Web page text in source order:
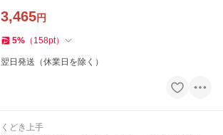
3,465円
5% （ 158pt）
翌日発送（休業日を除く）
くどき上手